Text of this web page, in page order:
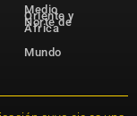
Medio
Oriente y
Norte de
África
Mundo